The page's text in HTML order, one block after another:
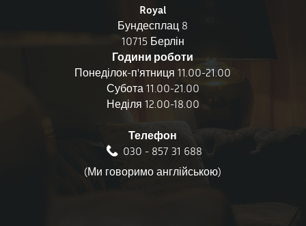
Royal
Бундесплац 8
10715 Берлін
Години роботи
Понеділок-п'ятниця 11.00-21.00
Субота 11.00-21.00
Неділя 12.00-18.00
Телефон
030 - 857 31 688
(Ми говоримо англійською)